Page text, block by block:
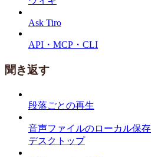
Ask Tiro
API・MCP・CLI
聞き返す
段落ごとの再生
音声ファイルのローカル保存
デスクトップ